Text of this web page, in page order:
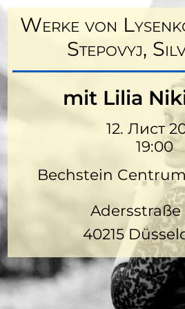
Werke von
Stepovyj,
mit Lilia
12. Лист
19:00
Bechstein
Adersstraße
40215